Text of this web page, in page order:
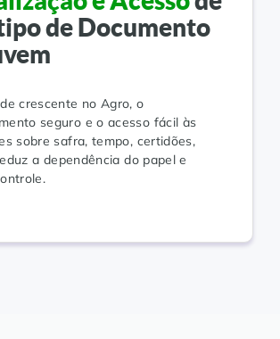
de Documento
crescente no Agro, o
seguro e o acesso fácil às
sobre safra, tempo, certidões,
a dependência do papel e